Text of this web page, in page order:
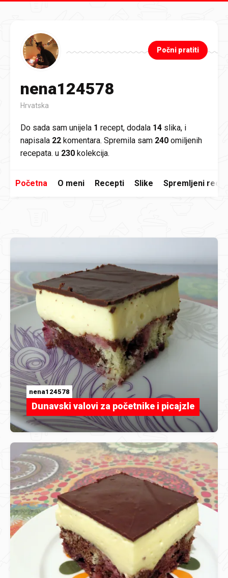
nena124578
Hrvatska
Počni pratiti
Do sada sam unijela 1 recept, dodala 14 slika, i
napisala 22 komentara. Spremila sam 240 omiljenih
recepata. u 230 kolekcija.
Početna O meni Recepti Slike Spremljeni
nena124578
Dunavski valovi za početnike i picajzle